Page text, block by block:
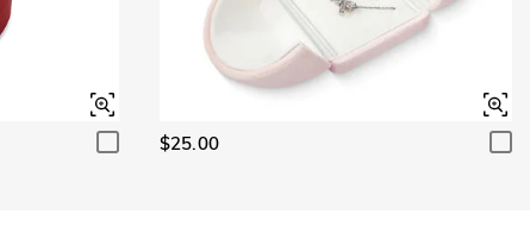
$25.00